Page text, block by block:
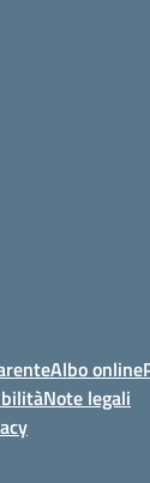
Albo online
Note legali